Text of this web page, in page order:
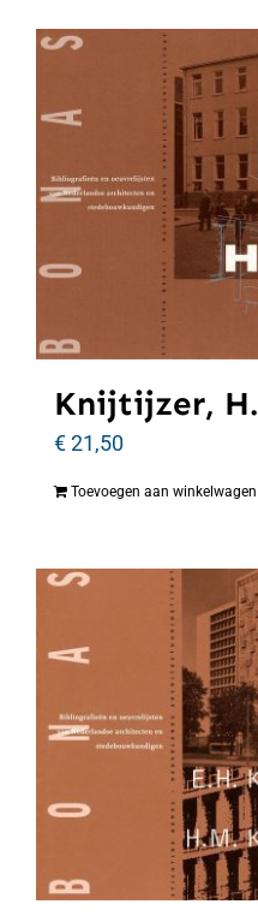
Knijtijzer, H.
€21,50
Toevoegen aan winkelwagen